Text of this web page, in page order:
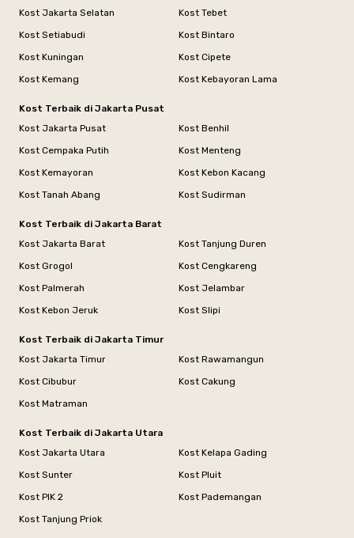
Kost Jakarta Selatan
Kost Tebet
Kost Setiabudi
Kost Bintaro
Kost Kuningan
Kost Cipete
Kost Kemang
Kost Kebayoran Lama
Kost Terbaik di Jakarta Pusat
Kost Jakarta Pusat
Kost Benhil
Kost Cempaka Putih
Kost Menteng
Kost Kemayoran
Kost Kebon Kacang
Kost Tanah Abang
Kost Sudirman
Kost Terbaik di Jakarta Barat
Kost Jakarta Barat
Kost Tanjung Duren
Kost Grogol
Kost Cengkareng
Kost Palmerah
Kost Jelambar
Kost Kebon Jeruk
Kost Slipi
Kost Terbaik di Jakarta Timur
Kost Jakarta Timur
Kost Rawamangun
Kost Cibubur
Kost Cakung
Kost Matraman
Kost Terbaik di Jakarta Utara
Kost Jakarta Utara
Kost Kelapa Gading
Kost Sunter
Kost Pluit
Kost PIK 2
Kost Pademangan
Kost Tanjung Priok